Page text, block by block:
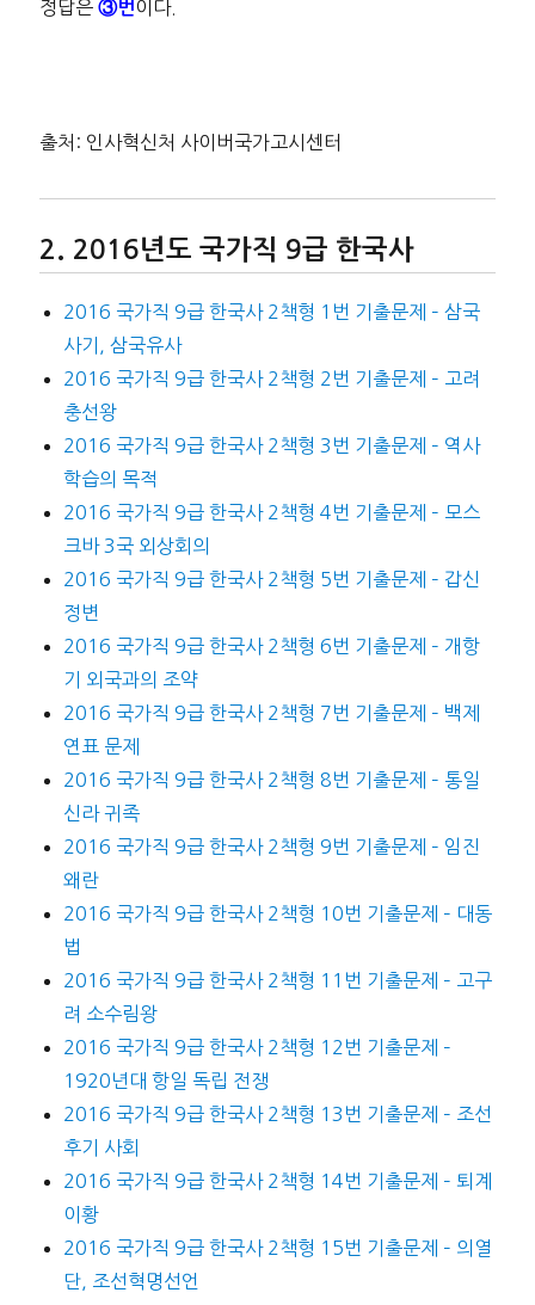
정답은③번 이다.
출처: 인사혁신처 사이버국가고시센터
2016년도 국가직 9급 한국사
2016 국가직 9급 한국사 2책형 1번 기출문제 – 삼국
사기, 삼국유사
2016 국가직 9급 한국사 2책형 2번 기출문제 – 고려
충선왕
2016 국가직 9급 한국사 2책형 3번 기출문제 – 역사
학습의 목적
2016 국가직 9급 한국사 2책형 4번 기출문제 – 모스
크바 3국 외상회의
2016 국가직 9급 한국사 2책형 5번 기출문제 – 갑신
정변
2016 국가직 9급 한국사 2책형 6번 기출문제 – 개항
기 외국과의 조약
2016 국가직 9급 한국사 2책형 7번 기출문제 – 백제
연표 문제
2016 국가직 9급 한국사 2책형 8번 기출문제 – 통일
신라 귀족
2016 국가직 9급 한국사 2책형 9번 기출문제 – 임진
왜란
2016 국가직 9급 한국사 2책형 10번 기출문제 – 대동
법
2016 국가직 9급 한국사 2책형 11번 기출문제 – 고구
려 소수림왕
2016 국가직 9급 한국사 2책형 12번 기출문제 –
1920년대 항일 독립 전쟁
2016 국가직 9급 한국사 2책형 13번 기출문제 – 조선
후기 사회
2016 국가직 9급 한국사 2책형 14번 기출문제 – 퇴계
이황
2016 국가직 9급 한국사 2책형 15번 기출문제 – 의열
단, 조선혁명선언